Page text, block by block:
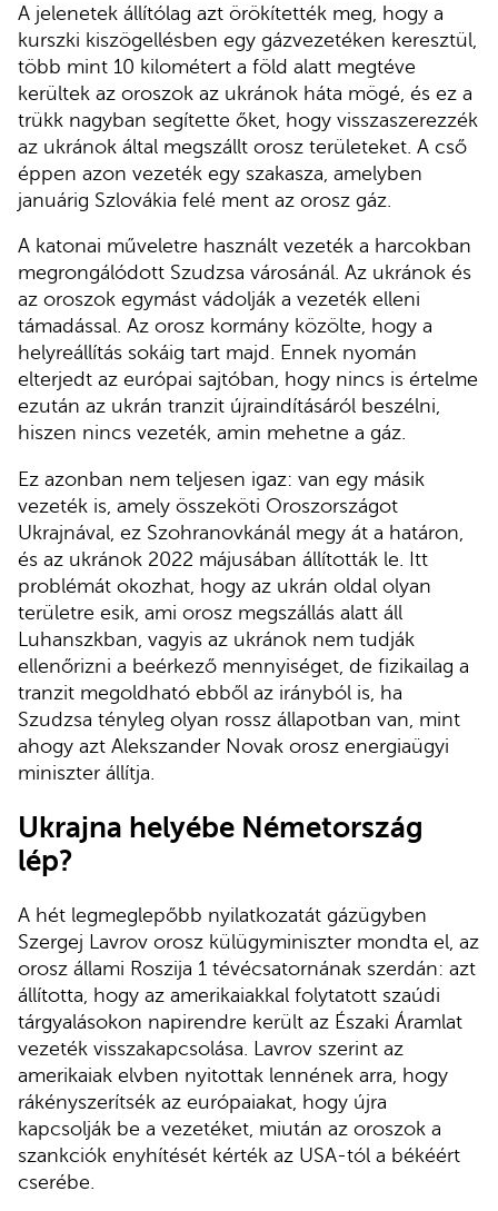
A jelenetek állítólag azt örökítették meg, hogy a
kurszki kiszögellésben egy gázvezetéken keresztül,
több mint 10 kilométert a föld alatt megtéve
kerültek az oroszok az ukránok háta mögé, és ez a
trükk nagyban segítette őket, hogy visszaszerezzék
az ukránok által megszállt orosz területeket. A cső
éppen azon vezeték egy szakasza, amelyben
januárig Szlovákia felé ment az orosz gáz.
A katonai műveletre használt vezeték a harcokban
megrongálódott Szudzsa városánál. Az ukránok és
az oroszok egymást vádolják a vezeték elleni
támadással. Az orosz kormány közölte, hogy a
helyreállítás sokáig tart majd. Ennek nyomán
elterjedt az európai sajtóban, hogy nincs is értelme
ezután az ukrán tranzit újraindításáról beszélni,
hiszen nincs vezeték, amin mehetne a gáz.
Ez azonban nem teljesen igaz: van egy másik
vezeték is, amely összeköti Oroszországot
Ukrajnával, ez Szohranovkánál megy át a határon,
és az ukránok 2022 májusában állították le. Itt
problémát okozhat, hogy az ukrán oldal olyan
területre esik, ami orosz megszállás alatt áll
Luhanszkban, vagyis az ukránok nem tudják
ellenőrizni a beérkező mennyiséget, de fizikailag a
tranzit megoldható ebből az irányból is, ha
Szudzsa tényleg olyan rossz állapotban van, mint
ahogy azt Alekszander Novak orosz energiaügyi
miniszter állítja.
Ukrajna helyébe Németország
lép?
A hét legmeglepőbb nyilatkozatát gázügyben
Szergej Lavrov orosz külügyminiszter mondta el, az
orosz állami Roszija 1 tévécsatornának szerdán: azt
állította, hogy az amerikaiakkal folytatott szaúdi
tárgyalásokon napirendre került az Északi Áramlat
vezeték visszakapcsolása. Lavrov szerint az
amerikaiak elvben nyitottak lennének arra, hogy
rákényszerítsék az európaiakat, hogy újra
kapcsolják be a vezetéket, miután az oroszok a
szankciók enyhítését kérték az USA-tól a békéért
cserébe.